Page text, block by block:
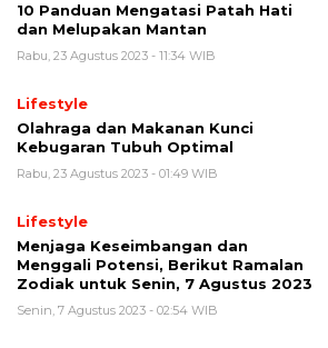
10 Panduan Mengatasi Patah Hati
dan Melupakan Mantan
Rabu, 23 Agustus 2023 - 11:34 WIB
Lifestyle
Olahraga dan Makanan Kunci
Kebugaran Tubuh Optimal
Rabu, 23 Agustus 2023 - 01:49 WIB
Lifestyle
Menjaga Keseimbangan dan
Menggali Potensi, Berikut Ramalan
Zodiak untuk Senin, 7 Agustus 2023
Senin, 7 Agustus 2023 - 02:54 WIB